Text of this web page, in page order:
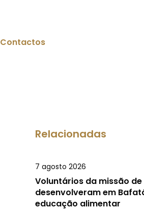
Contactos
Relacionadas
7 agosto 2026
Voluntários da missão
desenvolveram em
educação alimentar